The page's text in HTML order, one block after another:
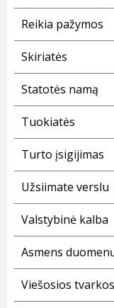
Reikia pažymos
Skiriatės
Statotės namą
Tuokiatės
Turto įsigijimas
Užsiimate verslu
Valstybinė kalba
Asmens
Viešosios